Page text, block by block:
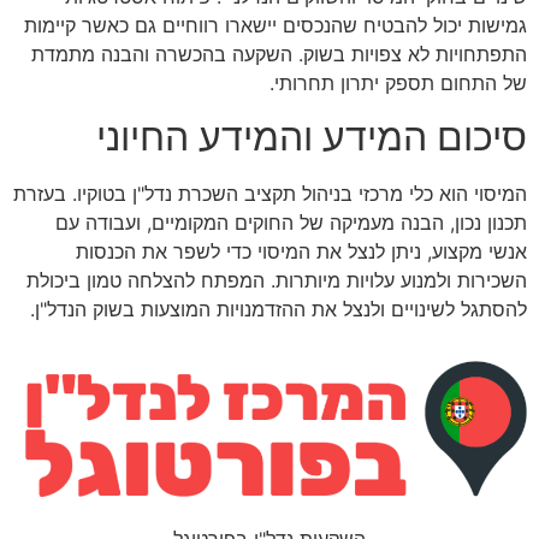
גמישות יכול להבטיח שהנכסים יישארו רווחיים גם כאשר קיימות
התפתחויות לא צפויות בשוק. השקעה בהכשרה והבנה מתמדת
של התחום תספק יתרון תחרותי.
סיכום המידע והמידע החיוני
המיסוי הוא כלי מרכזי בניהול תקציב השכרת נדל"ן בטוקיו. בעזרת
תכנון נכון, הבנה מעמיקה של החוקים המקומיים, ועבודה עם
אנשי מקצוע, ניתן לנצל את המיסוי כדי לשפר את הכנסות
השכירות ולמנוע עלויות מיותרות. המפתח להצלחה טמון ביכולת
להסתגל לשינויים ולנצל את ההזדמנויות המוצעות בשוק הנדל"ן.